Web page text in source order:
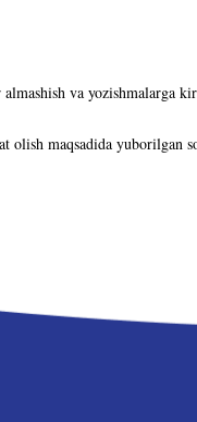
va yozishmalarga
olish maqsadida yuborilgan